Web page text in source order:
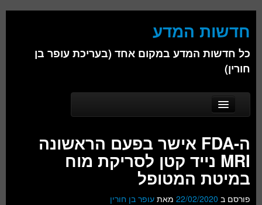
חדשות המדע
כל חדשות המדע במקום אחד (בעריכת עופר בן
חורין)
Main menu
Skip to primary content
Skip to secondary content
אודות
ביולוגיה
כימיה
ה-FDA אישר בפעם הראשונה
MRI נייד קטן לסריקת מוח
במיטת המטופל
פורסם ב 22/02/2020 מאת עופר בן חורין